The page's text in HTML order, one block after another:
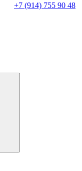
+7 (914) 755 90 48